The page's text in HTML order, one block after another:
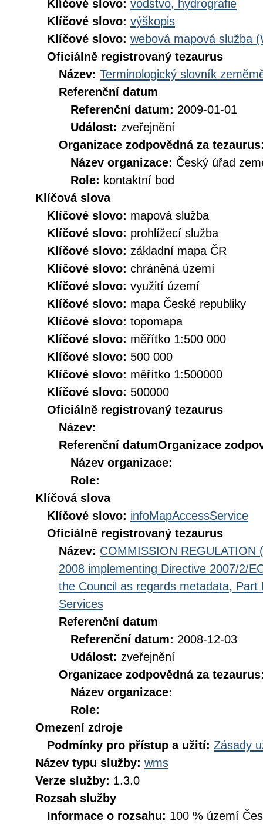
Klíčové slovo: vodstvo, hydrografie
Klíčové slovo: výškopis
Klíčové slovo: webová mapová služba
Oficiálně registrovaný tezaurus
Název: Terminologický slovník
Referenční datum
Referenční datum: 2009-01-01
Událost: zveřejnění
Organizace zodpovědná za
Název organizace: Český úřad
Role: kontaktní bod
Klíčová slova
Klíčové slovo: mapová služba
Klíčové slovo: prohlížecí služba
Klíčové slovo: základní mapa ČR
Klíčové slovo: chráněná území
Klíčové slovo: využití území
Klíčové slovo: mapa České republiky
Klíčové slovo: topomapa
Klíčové slovo: měřítko 1:500 000
Klíčové slovo: 500 000
Klíčové slovo: měřítko 1:500000
Klíčové slovo: 500000
Oficiálně registrovaný tezaurus
Název:
Referenční datumOrganizace
Název organizace:
Role:
Klíčová slova
Klíčové slovo: infoMapAccessService
Oficiálně registrovaný tezaurus
Název: COMMISSION REGULATION
2008 implementing Directive 2007/2/
the Council as regards metadata,
Services
Referenční datum
Referenční datum: 2008-12-03
Událost: zveřejnění
Organizace zodpovědná za
Název organizace:
Role:
Omezení zdroje
Podmínky pro přístup a užití: Zásady
Název typu služby: wms
Verze služby: 1.3.0
Rozsah služby
Informace o rozsahu: 100 % území